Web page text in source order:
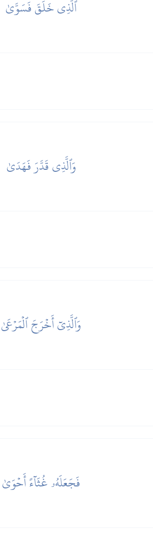
ٱلَّذِي خَلَقَ فَسَوَّىٰ
وَٱلَّذِي قَدَّرَ فَهَدَىٰ
وَٱلَّذِيٓ أَخۡرَجَ ٱلۡمَرۡعَىٰ
فَجَعَلَهُۥ غُثَآءً أَحۡوَىٰ